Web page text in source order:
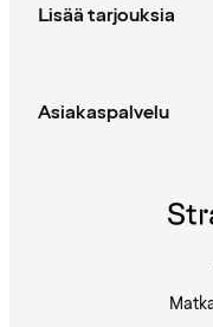
Lisää tarjouksia
Asiakaspalvelu